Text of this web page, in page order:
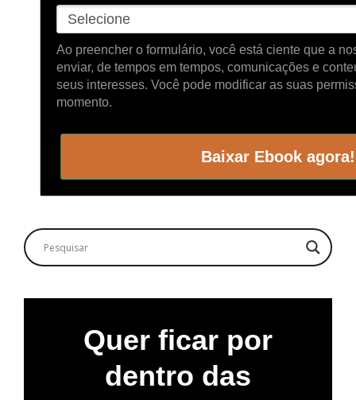
Ao preencher o formulário, você está ciente que a
enviar, de tempos em tempos, comunicações e
seus interesses. Você pode modificar as suas
momento.
Baixar Ebook agora!
Quer ficar por
dentro das